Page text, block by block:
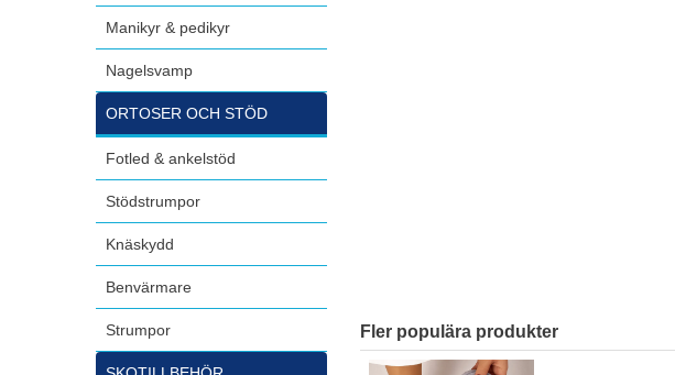
Manikyr & pedikyr
Nagelsvamp
ORTOSER OCH STÖD
Fotled & ankelstöd
Stödstrumpor
Knäskydd
Benvärmare
Strumpor Fler populära produkter